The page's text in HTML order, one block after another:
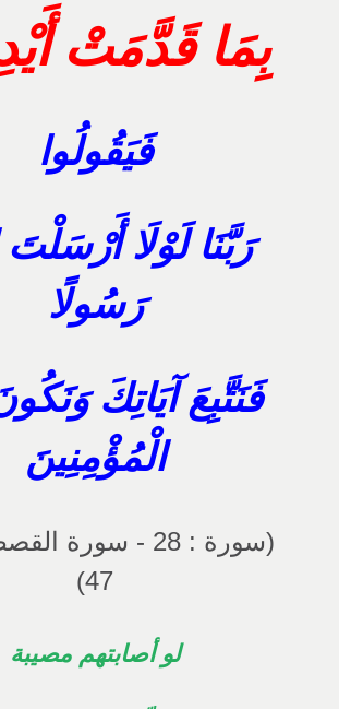
بِمَا قَدَّمَتْ
فَيَقُولُوا
رَبَّنَا لَوْلَا أَرْسَلْتَ
رَسُولًا
فَنَتَّبِعَ آيَاتِكَ
الْمُؤْمِنِينَ
(سورة : 28 - سورة
47)
لو أصابتهم مصيبة